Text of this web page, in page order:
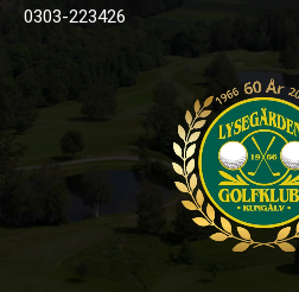
0303-223426